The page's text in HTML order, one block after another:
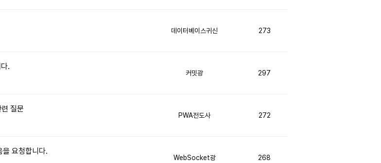
데이터베이스귀신 273
.
커밋광 297
질문
PWA전도사 272
요청합니다.
WebSocket광 268